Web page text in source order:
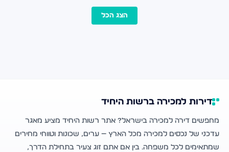
הצג הכל
דירות למכירה ברשות היחיד
מחפשים דירה למכירה בישראל? אתר רשות היחיד מציע מאגר
עדכני של נכסים למכירה מכל הארץ — ערים, שכונות וטווחי מחירים
שמתאימים לכל משפחה. בין אם אתם זוג צעיר בתחילת הדרך,